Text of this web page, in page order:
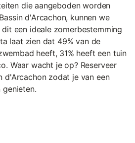
die aangeboden worden
d'Arcachon, kunnen we
een ideale zomerbestemming
laat zien dat 49% van de
heeft, 31% heeft een tuin
Waar wacht je op? Reserveer
d'Arcachon zodat je van een
genieten.